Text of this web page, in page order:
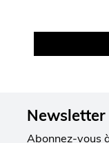
Newsletter
Abonnez-vous